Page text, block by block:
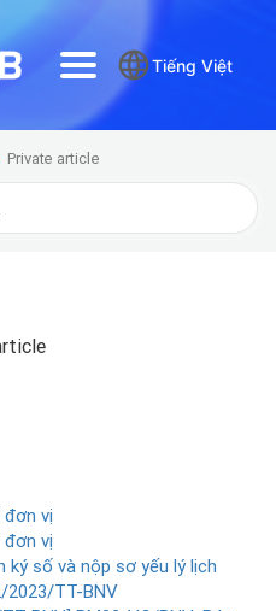
Tiếng Việt
Private article
vị
vị
ký số và nộp sơ yếu lý lịch
2023/TT-BNV